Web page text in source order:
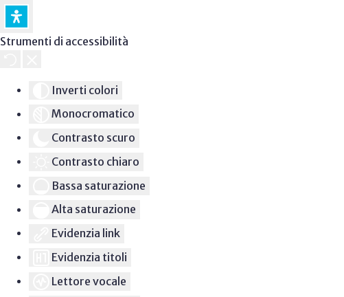
Strumenti di accessibilità
Inverti colori
Monocromatico
Contrasto scuro
Contrasto chiaro
Bassa saturazione
Alta saturazione
Evidenzia link
Evidenzia titoli
Lettore vocale